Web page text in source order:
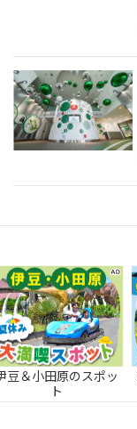
豆＆小田原のスポッ
ト